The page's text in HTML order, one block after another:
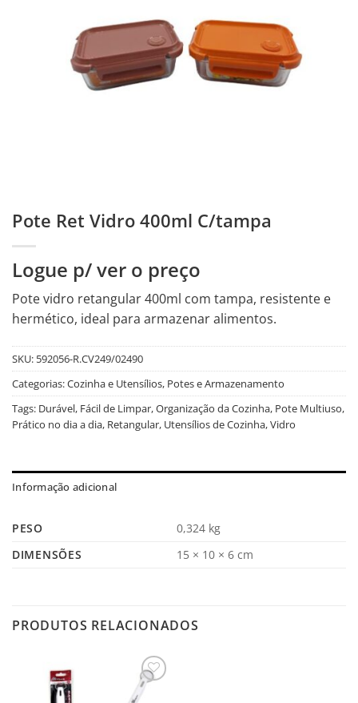
Pote Ret Vidro 400ml C/tampa
Logue p/ ver o preço
Pote vidro retangular 400ml com tampa, resistente e
hermético, ideal para armazenar alimentos.
SKU: 592056-R.CV249/02490
Categorias:Cozinha e Utensílios, Potes e Armazenamento
Tags: Durável, Fácil de Limpar,Organização da Cozinha, Pote Multiuso,
Prático no dia a dia, Retangular, Utensílios de Cozinha,Vidro
Informação adicional
PESO
0,324 kg
DIMENSÕES
15 × 10 × 6 cm
PRODUTOS RELACIONADOS
Salvar